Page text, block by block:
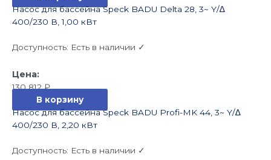
Насос для бассейна Speck BADU Delta 28, 3~ Y/∆
400/230 В, 1,00 кВт
Доступность: Есть в наличии ✓
130 812₽
В корзину
Насос для бассейна Speck BADU Profi-MK 44, 3~ Y/∆
400/230 В, 2,20 кВт
Доступность: Есть в наличии ✓